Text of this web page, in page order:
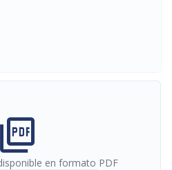
picture_as_pdf
en formato PDF